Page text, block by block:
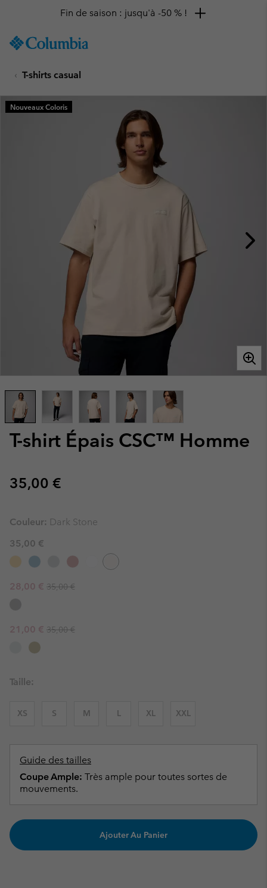
TO
SKIP
MAIN
NAV
Fin de saison : jusqu'à -50 % !
T-shirts casual
T-shirt Épais CSC™ Homme
Regular price:
35,00 €
Nouveaux Coloris
Couleur: Dark Stone
35,00 €
Sale price:
28,00 € Regular price:
35,00 €
Sale price:
21,00 € Regular price:
35,00 €
Taille:
XS S M L XL XXL
Guide des tailles
Coupe Ample: Très ample pour toutes sortes de
mouvements.
Ajouter Au Panier